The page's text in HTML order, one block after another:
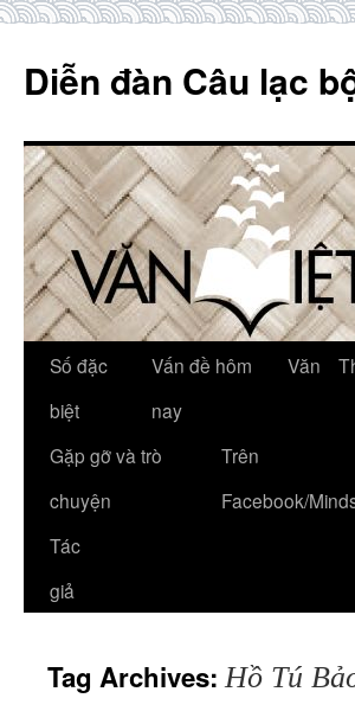
content
Diễn đàn Câu lạc
Số đặc
biệt
Vấn đề hôm
nay
Văn
Gặp gỡ và trò
chuyện
Trên
Facebook/
Tác
giả
Tag Archives:Hồ Tú